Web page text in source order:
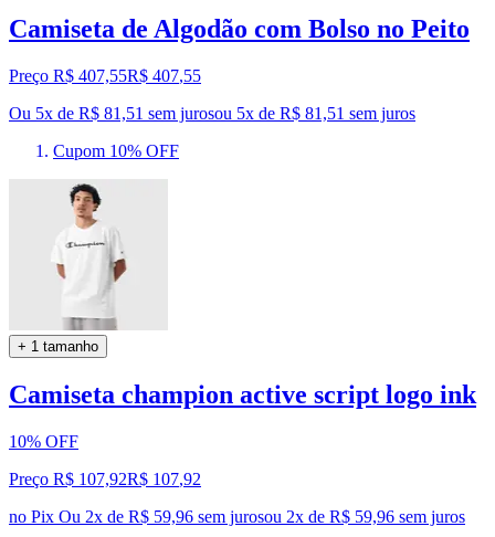
Camiseta de Algodão com Bolso no Peito
Preço R$ 407,55R$ 407,55
Ou 5x de R$ 81,51 sem jurosou 5x de R$ 81,51 sem juros
Cupom 10% OFF
+ 1 tamanho
Camiseta champion active script logo ink
10% OFF
Preço R$ 107,92R$ 107,92
no Pix Ou 2x de R$ 59,96 sem jurosou 2x de R$ 59,96 sem juros